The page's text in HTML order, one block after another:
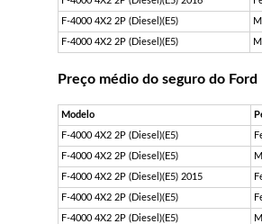
F-4000 4X2 2P (Diesel)(E5)
F-4000 4X2 2P (Diesel)(E5)
Preço médio do seguro do
Modelo
F-4000 4X2 2P (Diesel)(E5)
F-4000 4X2 2P (Diesel)(E5)
F-4000 4X2 2P (Diesel)(E5) 2015
F-4000 4X2 2P (Diesel)(E5)
F-4000 4X2 2P (Diesel)(E5)